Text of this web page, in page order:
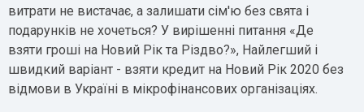
витрати не вистачає, а залишати сім'ю без свята і
подарунків не хочеться? У вирішенні питання «Де
взяти гроші на Новий Рік та Різдво?», Найлегший і
швидкий варіант - взяти кредит на Новий Рік 2020 без
відмови в Україні в мікрофінансових організаціях.